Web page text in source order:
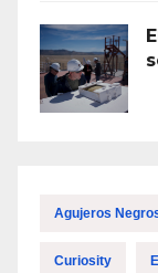
Agujeros
Curiosity